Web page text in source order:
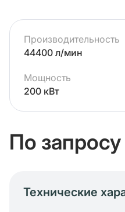
Производительность
44400 л/мин
Мощность
200 кВт
По запросу
Технические